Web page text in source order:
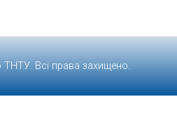
ТНТУ. Всі права захищено.